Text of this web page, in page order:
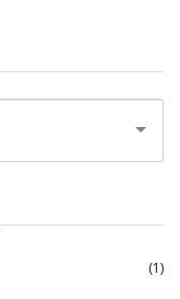
(1)